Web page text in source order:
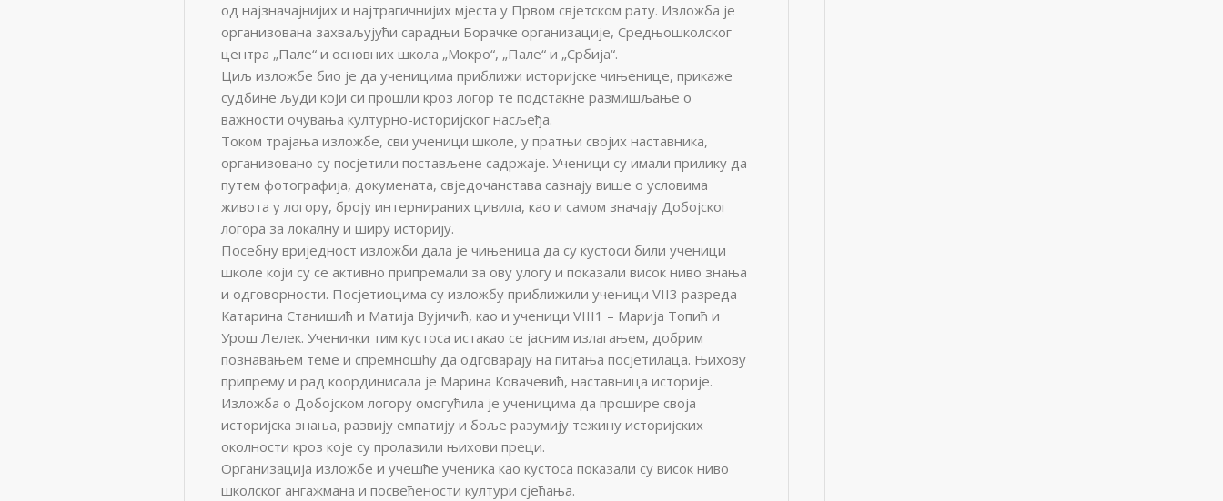
од најзначајнијих и најтрагичнијих мјеста у Првом свјетском рату. Изложба је
организована захваљујући сарадњи Борачке организације, Средњошколског
центра „Пале“ и основних школа „Мокро“, „Пале“ и „Србија“.
Циљ изложбе био је да ученицима приближи историјске чињенице, прикаже
судбине људи који си прошли кроз логор те подстакне размишљање о
важности очувања културно-историјског насљеђа.
Током трајања изложбе, сви ученици школе, у пратњи својих наставника,
организовано су посјетили постављене садржаје. Ученици су имали прилику да
путем фотографија, докумената, свједочанстава сазнају више о условима
живота у логору, броју интернираних цивила, као и самом значају Добојског
логора за локалну и ширу историју.
Посебну вриједност изложби дала је чињеница да су кустоси били ученици
школе који су се активно припремали за ову улогу и показали висок ниво знања
и одговорности. Посјетиоцима су изложбу приближили ученици VII3 разреда –
Катарина Станишић и Матија Вујичић, као и ученици VIII1 – Марија Топић и
Урош Лелек. Ученички тим кустоса истакао се јасним излагањем, добрим
познавањем теме и спремношћу да одговарају на питања посјетилаца. Њихову
припрему и рад координисала је Марина Ковачевић, наставница историје.
Изложба о Добојском логору омогућила је ученицима да прошире своја
историјска знања, развију емпатију и боље разумију тежину историјских
околности кроз које су пролазили њихови преци.
Организација изложбе и учешће ученика као кустоса показали су висок ниво
школског ангажмана и посвећености култури сјећања.